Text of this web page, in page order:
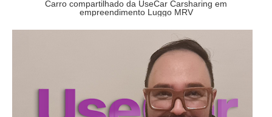
Carro compartilhado da UseCar Carsharing em
empreendimento Luggo MRV